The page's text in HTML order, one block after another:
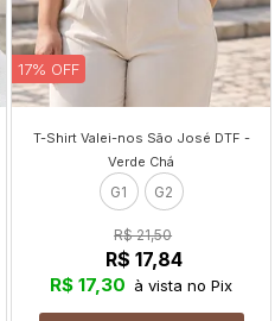
17% OFF
T-Shirt Valei-nos São José DTF -
Verde Chá
G1 G2
R$ 21,50
R$ 17,84
R$ 17,30 à vista no Pix